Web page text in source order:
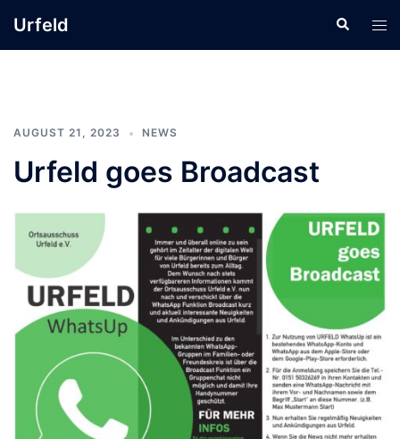
InhaltUrfeld Suche
AUGUST 21, 2023 NEWS
Urfeld goes Broadcast